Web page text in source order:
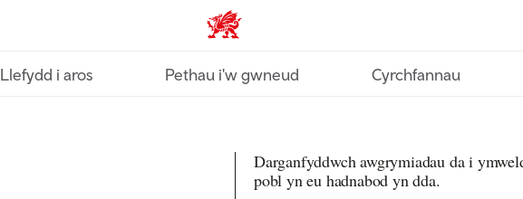
Croeso Cymru home
Llefydd i aros Pethau i'w gwneud Cyrchfannau
Darganfyddwch awgrymiadau da i
pobl yn eu hadnabod yn dda.